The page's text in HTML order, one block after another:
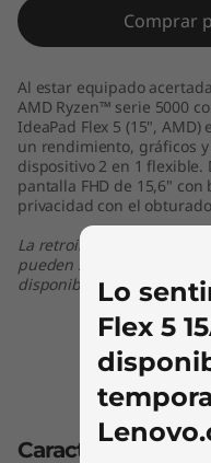
Comprar
Al estar equipado
AMD Ryzen™ serie 5000
IdeaPad Flex 5 (15",
un rendimiento, gráficos
dispositivo 2 en 1
pantalla FHD de 15,6"
privacidad con el
La retroiluminación de
pueden ser opcionales o
disponibilidad
Características
Lo
Flex 5